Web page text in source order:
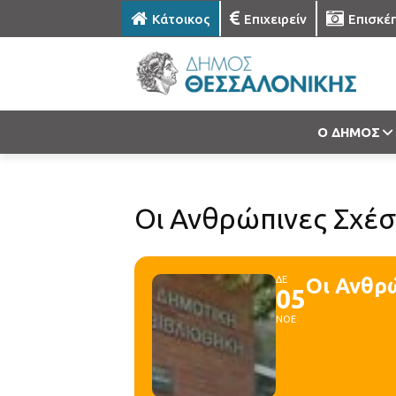
Κάτοικος Επιχειρείν
Ο ΔΗΜΟΣ
Οι Ανθρώπινες
ΔΕ
05
ΝΟΕ
Οι